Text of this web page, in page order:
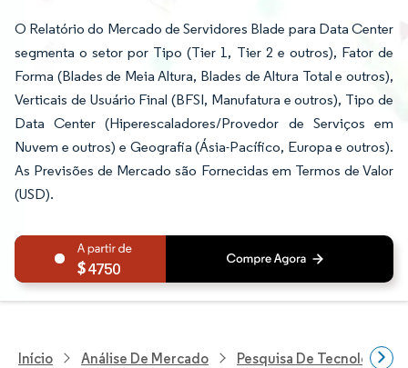
O Relatório do Mercado de Servidores Blade para Data Center
segmenta o setor por Tipo (Tier 1, Tier 2 e outros), Fator de
Forma (Blades de Meia Altura, Blades de Altura Total e outros),
Verticais de Usuário Final (BFSI, Manufatura e outros), Tipo de
Data Center (Hiperescaladores/Provedor de Serviços em
Nuvem e outros) e Geografia (Ásia-Pacífico, Europa e outros).
As Previsões de Mercado são Fornecidas em Termos de Valor
(USD).
4750
Início Análise De Mercado Pesquisa De Tecnologia,